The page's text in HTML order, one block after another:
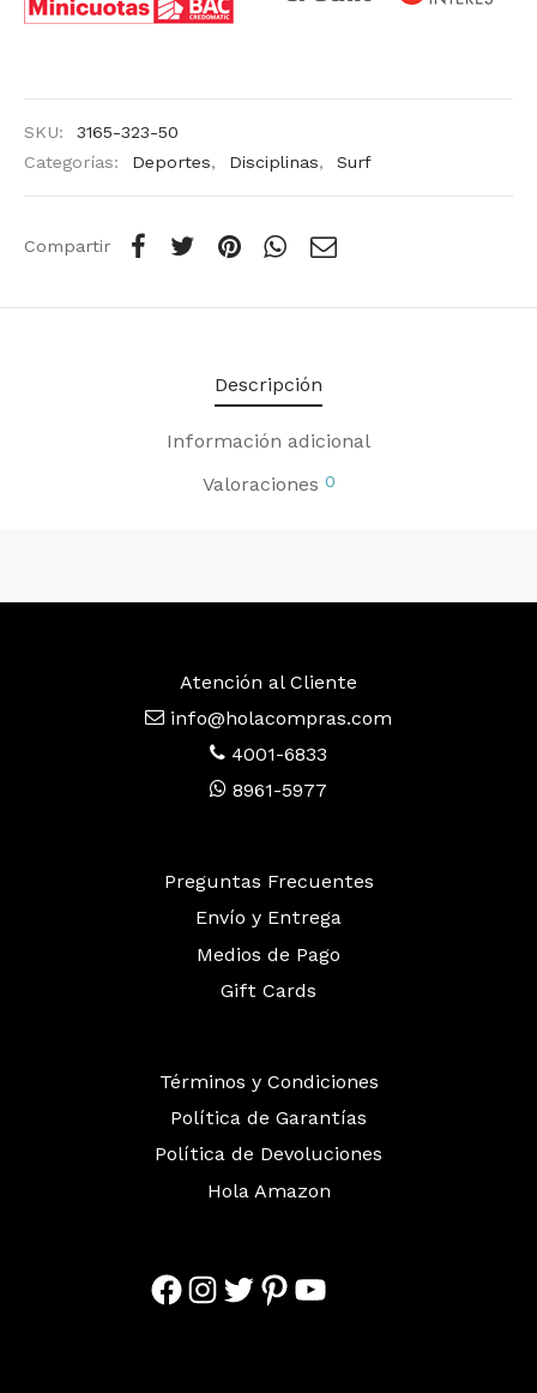
SKU:
3165-323-50
Categorías:
Deportes, Disciplinas, Surf
Compartir
Descripción
Información adicional
Valoraciones 0
Atención al Cliente
info@holacompras.com
4001-6833
8961-5977
Preguntas Frecuentes
Envío y Entrega
Medios de Pago
Gift Cards
Términos y Condiciones
Política de Garantías
Política de Devoluciones
Hola Amazon
Facebook
Instagram
Twitter
Pinterest